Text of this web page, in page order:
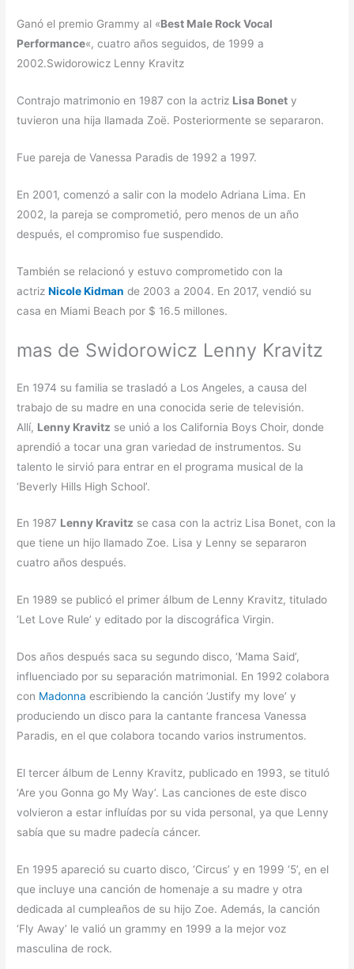
Ganó el premio Grammy al «Best Male Rock Vocal
Performance«, cuatro años seguidos, de 1999 a
2002.Swidorowicz Lenny Kravitz
Contrajo matrimonio en 1987 con la actriz Lisa Bonet y
tuvieron una hija llamada Zoë. Posteriormente se separaron.
Fue pareja de Vanessa Paradis de 1992 a 1997.
En 2001, comenzó a salir con la modelo Adriana Lima. En
2002, la pareja se comprometió, pero menos de un año
después, el compromiso fue suspendido.
También se relacionó y estuvo comprometido con la
actrizNicole Kidman de 2003 a 2004. En 2017, vendió su
casa en Miami Beach por $ 16.5 millones.
mas de Swidorowicz Lenny Kravitz
En 1974 su familia se trasladó a Los Angeles, a causa del
trabajo de su madre en una conocida serie de televisión.
Allí, Lenny Kravitz se unió a los California Boys Choir, donde
aprendió a tocar una gran variedad de instrumentos. Su
talento le sirvió para entrar en el programa musical de la
‘Beverly Hills High School’.
En 1987 Lenny Kravitz se casa con la actriz Lisa Bonet, con la
que tiene un hijo llamado Zoe. Lisa y Lenny se separaron
cuatro años después.
En 1989 se publicó el primer álbum de Lenny Kravitz, titulado
‘Let Love Rule’ y editado por la discográfica Virgin.
Dos años después saca su segundo disco, ‘Mama Said’,
influenciado por su separación matrimonial. En 1992 colabora
con Madonna escribiendo la canción ‘Justify my love’ y
produciendo un disco para la cantante francesa Vanessa
Paradis, en el que colabora tocando varios instrumentos.
El tercer álbum de Lenny Kravitz, publicado en 1993, se tituló
‘Are you Gonna go My Way’. Las canciones de este disco
volvieron a estar influídas por su vida personal, ya que Lenny
sabía que su madre padecía cáncer.
En 1995 apareció su cuarto disco, ‘Circus’ y en 1999 ‘5’, en el
que incluye una canción de homenaje a su madre y otra
dedicada al cumpleaños de su hijo Zoe. Además, la canción
‘Fly Away’ le valió un grammy en 1999 a la mejor voz
masculina de rock.